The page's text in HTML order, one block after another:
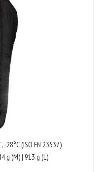
-28°C (ISO EN 23537)
g (M) | 913 g (L)